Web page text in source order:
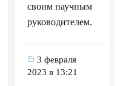
своим научным
руководителем.
3 февраля
2023 в 13:21